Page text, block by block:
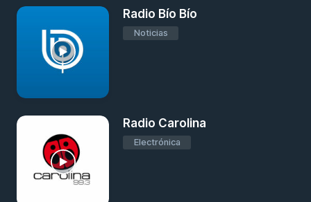
Radio Bío Bío
Noticias
Radio Carolina
Electrónica